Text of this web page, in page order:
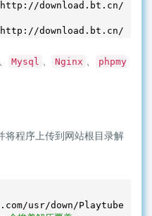
、 Mysql 、 Nginx 、
phpmy
将程序上传到网站根目录解
usr/down/Playtube/